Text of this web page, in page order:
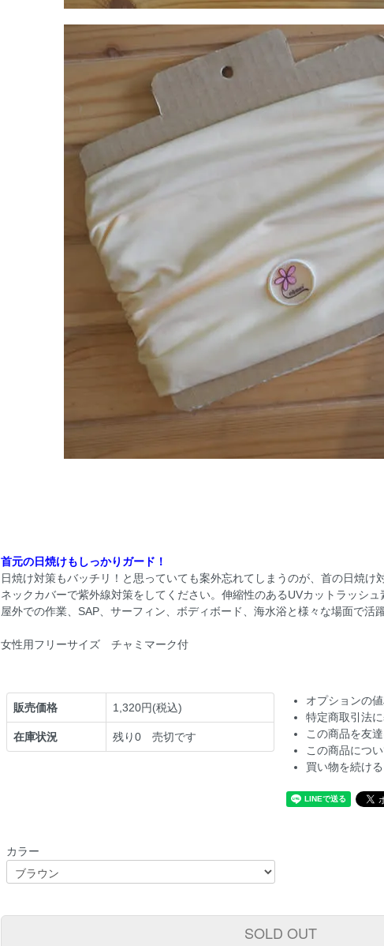
首元の日焼けもしっかりガード！
日焼け対策もバッチリ！と思っていても案外忘れてしまうのが、首の日焼け
ネックカバーで紫外線対策をしてください。伸縮性のあるUVカットラッシュ
屋外での作業、SAP、サーフィン、ボディボード、海水浴と様々な場面で活
女性用フリーサイズ チャミマーク付
販売価格 1,320円(税込)
在庫状況 残り0 売切です
オプションの
特定商取引法
この商品を友
この商品につ
買い物を続ける
カラー
SOLD OUT